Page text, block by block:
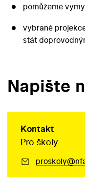
pomůžeme
vybrané
stát
Napište
Kontakt
Pro školy